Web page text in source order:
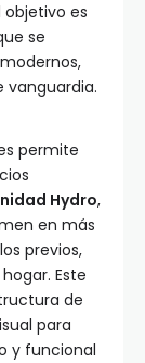
objetivo es
se
vanguardia.
permite
Hydro,
en más
previos,
Este
de
para
y funcional